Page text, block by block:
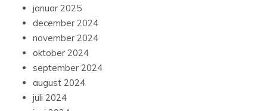
januar 2025
december 2024
november 2024
oktober 2024
september 2024
august 2024
juli 2024